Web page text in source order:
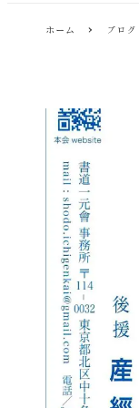
ホーム ブログ